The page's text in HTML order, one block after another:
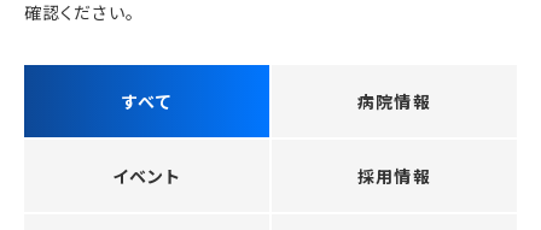
確認ください。
すべて 病院情報
イベント 採用情報